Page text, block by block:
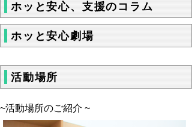
ホッと安心、支援のコラム
ホッと安心劇場
活動場所
~活動場所のご紹介 ~